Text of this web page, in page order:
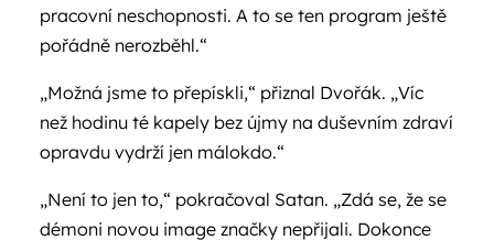
pracovní neschopnosti. A to se ten program ještě
pořádně nerozběhl.“
„Možná jsme to přepískli,“ přiznal Dvořák. „Víc
než hodinu té kapely bez újmy na duševním zdraví
opravdu vydrží jen málokdo.“
„Není to jen to,“ pokračoval Satan. „Zdá se, že se
démoni novou image značky nepřijali. Dokonce